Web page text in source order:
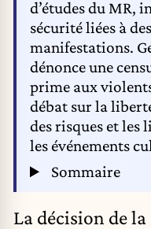
d’études du MR,
sécurité liées à
manifestations.
dénonce une
prime aux
débat sur la
des risques et les
les événements
Sommaire
La décision de